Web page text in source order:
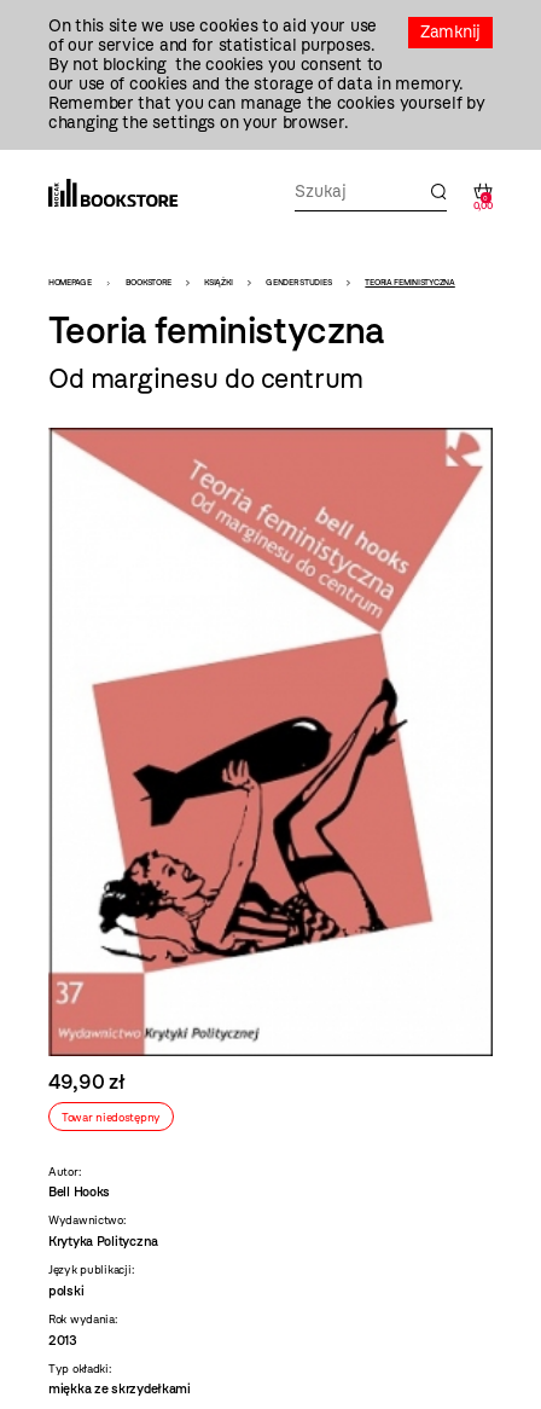
Zamknij
On this site we use cookies to aid your use
of our service and for statistical purposes.
By not blocking the cookies you consent to
our use of cookies and the storage of data in memory.
Remember that you can manage the cookies yourself by
changing the settings on your browser.
0
0,00
Bookstore
-
szablon
szczegóły
HOMEPAGE BOOKSTORE KSIĄŻKI GENDER STUDIES TEORIA FEMINISTYCZNA
Teoria feministyczna
Od marginesu do centrum
49,90 zł
Towar niedostępny
Autor:
Bell Hooks
Wydawnictwo:
Krytyka Polityczna
Język publikacji:
polski
Rok wydania:
2013
Typ okładki:
miękka ze skrzydełkami